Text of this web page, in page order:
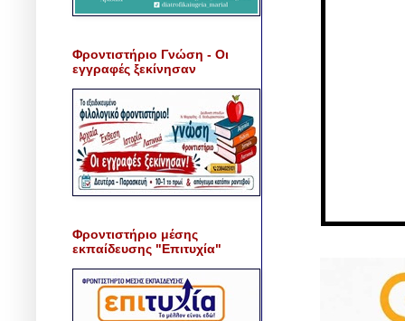
Φροντιστήριο Γνώση - Οι
εγγραφές ξεκίνησαν
Φροντιστήριο μέσης
εκπαίδευσης "Επιτυχία"